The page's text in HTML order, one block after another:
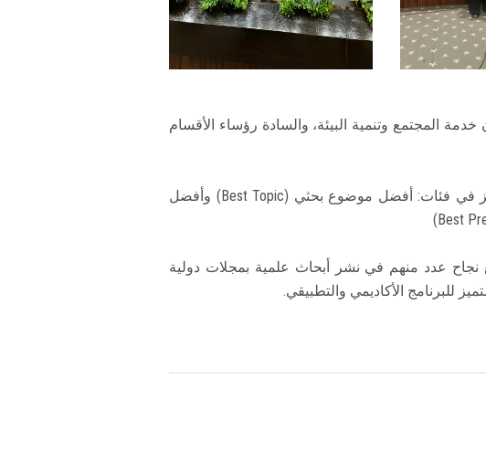
خدمة المجتمع وتنمية البيئة، والسادة رؤساء الأقسام
وأسفرت أعمال التحكيم عن فوز 3 مشروعات بجوائز التميز في فئات: أفضل موضوع بحثي (Best Topic) وأفضل
نجاح عدد منهم في نشر أبحاث علمية بمجلات دولية
للبرنامج الأكاديمي والتطبيقي.